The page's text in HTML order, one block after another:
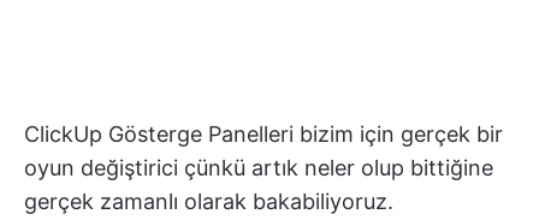
ClickUp Gösterge Panelleri bizim için gerçek bir
oyun değiştirici çünkü artık neler olup bittiğine
gerçek zamanlı olarak bakabiliyoruz.